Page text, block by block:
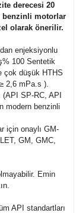
derecesi 20
benzinli motorlar
olarak önerilir.
enjeksiyonlu
100 Sentetik
çok düşük HTHS
2,6 mPa.s ).
SP-RC, API
modern benzinli
için onaylı GM-
GM, GMC,
Emin
API standartları